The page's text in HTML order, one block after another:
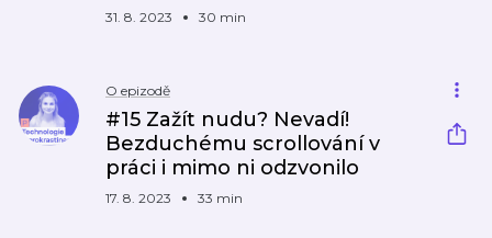
31. 8. 2023 30 min
O epizodě
#15 Zažít nudu? Nevadí!
Bezduchému scrollování v
práci i mimo ni odzvonilo
17. 8. 2023 33 min